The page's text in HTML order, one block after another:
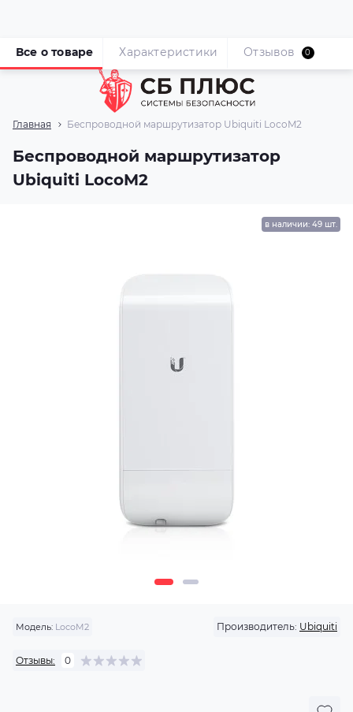
Главная Беспроводной маршрутизатор Ubiquiti LocoM2
Беспроводной маршрутизатор
Ubiquiti LocoM2
Все о товаре Характеристики Отзывов 0
в наличии: 49 шт.
Модель: LocoM2 Производитель: Ubiquiti
Отзывы: 0